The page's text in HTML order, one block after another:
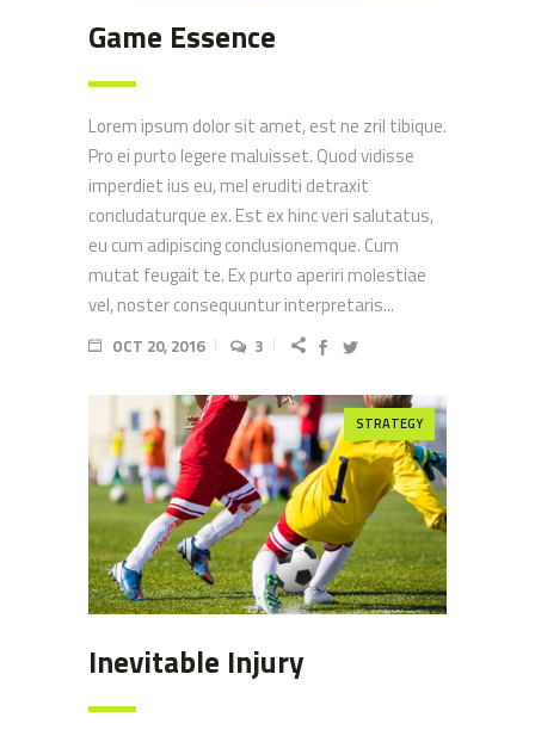
Game Essence
Lorem ipsum dolor sit amet, est ne zril tibique.
Pro ei purto legere maluisset. Quod vidisse
imperdiet ius eu, mel eruditi detraxit
concludaturque ex. Est ex hinc veri salutatus,
eu cum adipiscing conclusionemque. Cum
mutat feugait te. Ex purto aperiri molestiae
vel, noster consequuntur interpretaris...
OCT 20, 2016 3
STRATEGY
Inevitable Injury